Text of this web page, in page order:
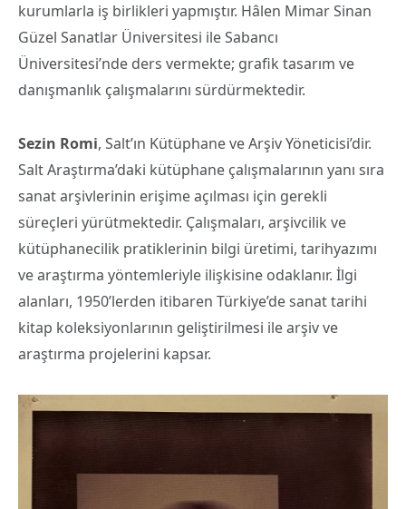
kurumlarla iş birlikleri yapmıştır. Hâlen Mimar Sinan
Güzel Sanatlar Üniversitesi ile Sabancı
Üniversitesi’nde ders vermekte; grafik tasarım ve
danışmanlık çalışmalarını sürdürmektedir.
Sezin Romi, Salt’ın Kütüphane ve Arşiv Yöneticisi’dir.
Salt Araştırma’daki kütüphane çalışmalarının yanı sıra
sanat arşivlerinin erişime açılması için gerekli
süreçleri yürütmektedir. Çalışmaları, arşivcilik ve
kütüphanecilik pratiklerinin bilgi üretimi, tarihyazımı
ve araştırma yöntemleriyle ilişkisine odaklanır. İlgi
alanları, 1950’lerden itibaren Türkiye’de sanat tarihi
kitap koleksiyonlarının geliştirilmesi ile arşiv ve
araştırma projelerini kapsar.